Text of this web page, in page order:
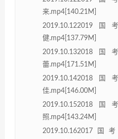
来.mp4[140.21M]
健.mp4[137.79M]
蕾.mp4[171.51M]
佳.mp4[146.00M]
照.mp4[143.24M]
2019.10.162017